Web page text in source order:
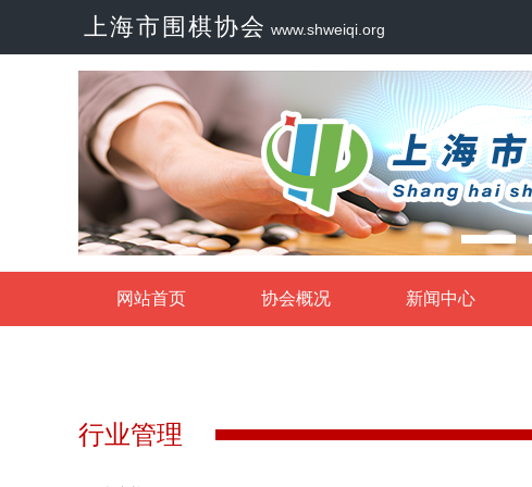
上海市围棋协会 www.shweiqi.org
网站首页 协会概况 新闻中心
行业管理